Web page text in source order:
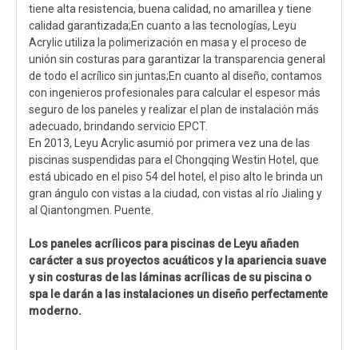
tiene alta resistencia, buena calidad, no amarillea y tiene
calidad garantizada;En cuanto a las tecnologías, Leyu
Acrylic utiliza la polimerización en masa y el proceso de
unión sin costuras para garantizar la transparencia general
de todo el acrílico sin juntas;En cuanto al diseño, contamos
con ingenieros profesionales para calcular el espesor más
seguro de los paneles y realizar el plan de instalación más
adecuado, brindando servicio EPCT.
En 2013, Leyu Acrylic asumió por primera vez una de las
piscinas suspendidas para el Chongqing Westin Hotel, que
está ubicado en el piso 54 del hotel, el piso alto le brinda un
gran ángulo con vistas a la ciudad, con vistas al río Jialing y
al Qiantongmen. Puente.
Los paneles acrílicos para piscinas de Leyu añaden
carácter a sus proyectos acuáticos y la apariencia suave
y sin costuras de las láminas acrílicas de su piscina o
spa le darán a las instalaciones un diseño perfectamente
moderno.